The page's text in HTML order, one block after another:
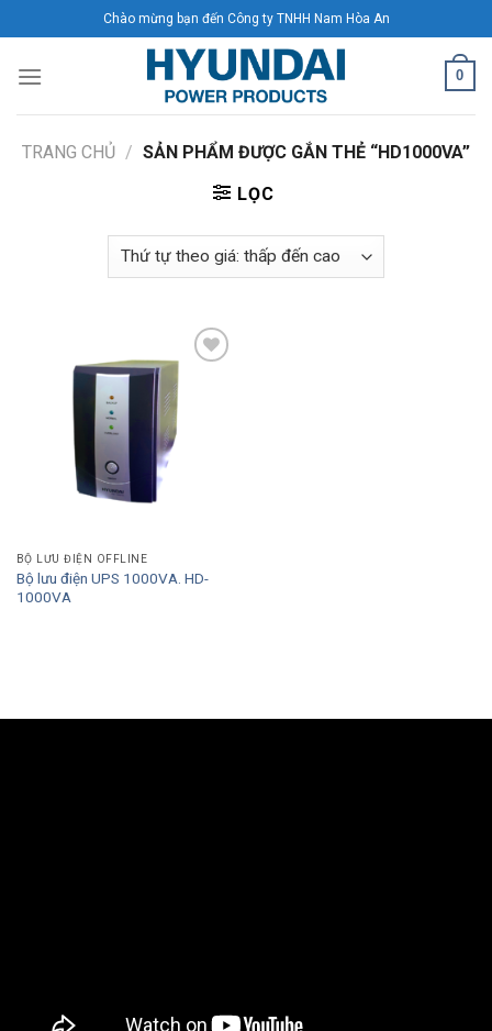
to
content
Chào mừng bạn đến Công ty TNHH Nam Hòa An
0
TRANG CHỦ / SẢN PHẨM ĐƯỢC GẮN THẺ “HD1000VA”
LỌC
BỘ LƯU ĐIỆN OFFLINE
Bộ lưu điện UPS 1000VA. HD-
1000VA